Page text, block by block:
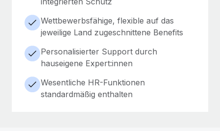
Wettbewerbsfähige, flexible auf das
jeweilige Land zugeschnittene Benefits
Personalisierter Support durch
hauseigene Expert:innen
Wesentliche HR-Funktionen
standardmäßig enthalten